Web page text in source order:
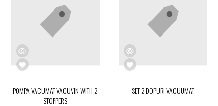
POMPA VACUMAT VACUVIN WITH 2
STOPPERS
SET 2 DOPURI VACUUMAT